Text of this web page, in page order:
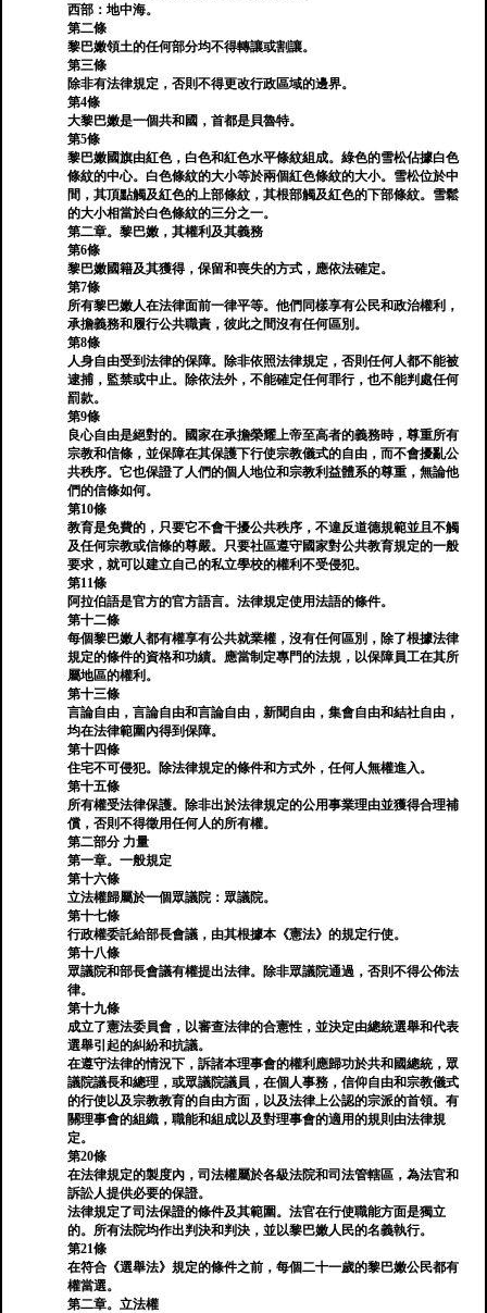
西部：地中海。
第二條
黎巴嫩領土的任何部分均不得轉讓或割讓。
第三條
除非有法律規定，否則不得更改行政區域的邊界。
第4條
大黎巴嫩是一個共和國，首都是貝魯特。
第5條
黎巴嫩國旗由紅色，白色和紅色水平條紋組成。綠色的雪松佔據白色
條紋的中心。白色條紋的大小等於兩個紅色條紋的大小。雪松位於中
間，其頂點觸及紅色的上部條紋，其根部觸及紅色的下部條紋。雪鬆
的大小相當於白色條紋的三分之一。
第二章。黎巴嫩，其權利及其義務
第6條
黎巴嫩國籍及其獲得，保留和喪失的方式，應依法確定。
第7條
所有黎巴嫩人在法律面前一律平等。他們同樣享有公民和政治權利，
承擔義務和履行公共職責，彼此之間沒有任何區別。
第8條
人身自由受到法律的保障。除非依照法律規定，否則任何人都不能被
逮捕，監禁或中止。除依法外，不能確定任何罪行，也不能判處任何
罰款。
第9條
良心自由是絕對的。國家在承擔榮耀上帝至高者的義務時，尊重所有
宗教和信條，並保障在其保護下行使宗教儀式的自由，而不會擾亂公
共秩序。它也保證了人們的個人地位和宗教利益體系的尊重，無論他
們的信條如何。
第10條
教育是免費的，只要它不會干擾公共秩序，不違反道德規範並且不觸
及任何宗教或信條的尊嚴。只要社區遵守國家對公共教育規定的一般
要求，就可以建立自己的私立學校的權利不受侵犯。
第11條
阿拉伯語是官方的官方語言。法律規定使用法語的條件。
第十二條
每個黎巴嫩人都有權享有公共就業權，沒有任何區別，除了根據法律
規定的條件的資格和功績。應當制定專門的法規，以保障員工在其所
屬地區的權利。
第十三條
言論自由，言論自由和言論自由，新聞自由，集會自由和結社自由，
均在法律範圍內得到保障。
第十四條
住宅不可侵犯。除法律規定的條件和方式外，任何人無權進入。
第十五條
所有權受法律保護。除非出於法律規定的公用事業理由並獲得合理補
償，否則不得徵用任何人的所有權。
第二部分 力量
第一章。一般規定
第十六條
立法權歸屬於一個眾議院：眾議院。
第十七條
行政權委託給部長會議，由其根據本《憲法》的規定行使。
第十八條
眾議院和部長會議有權提出法律。除非眾議院通過，否則不得公佈法
律。
第十九條
成立了憲法委員會，以審查法律的合憲性，並決定由總統選舉和代表
選舉引起的糾紛和抗議。
在遵守法律的情況下，訴諸本理事會的權利應歸功於共和國總統，眾
議院議長和總理，或眾議院議員，在個人事務，信仰自由和宗教儀式
的行使以及宗教教育的自由方面，以及法律上公認的宗派的首領。有
關理事會的組織，職能和組成以及對理事會的適用的規則由法律規
定。
第20條
在法律規定的製度內，司法權屬於各級法院和司法管轄區，為法官和
訴訟人提供必要的保證。
法律規定了司法保證的條件及其範圍。法官在行使職能方面是獨立
的。所有法院均作出判決和判決，並以黎巴嫩人民的名義執行。
第21條
在符合《選舉法》規定的條件之前，每個二十一歲的黎巴嫩公民都有
權當選。
第二章。立法權